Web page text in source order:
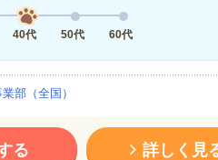
40代 50代 60代
部（全国）
る 詳しく見